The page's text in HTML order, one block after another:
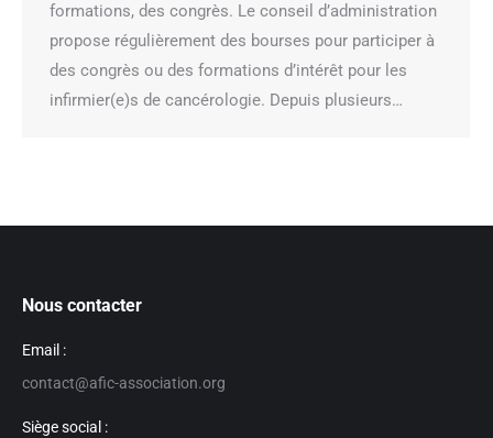
formations, des congrès. Le conseil d’administration
propose régulièrement des bourses pour participer à
des congrès ou des formations d’intérêt pour les
infirmier(e)s de cancérologie. Depuis plusieurs…
Nous contacter
Email :
contact@afic-association.org
Siège social :